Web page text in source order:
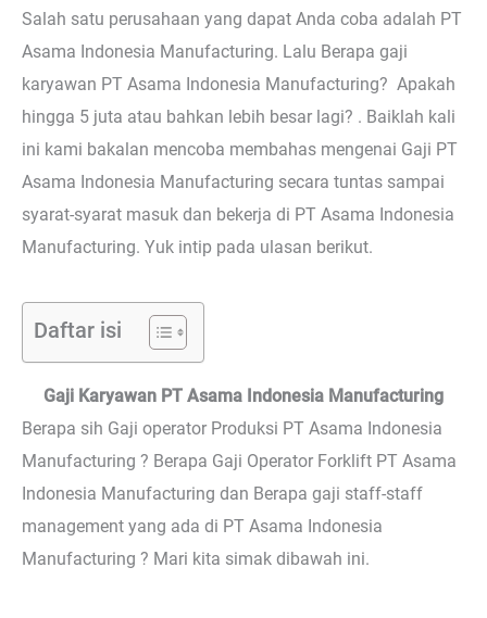
Salah satu perusahaan yang dapat Anda coba adalah PT
Asama Indonesia Manufacturing. Lalu Berapa gaji
karyawan PT Asama Indonesia Manufacturing? Apakah
hingga 5 juta atau bahkan lebih besar lagi? . Baiklah kali
ini kami bakalan mencoba membahas mengenai Gaji PT
Asama Indonesia Manufacturing secara tuntas sampai
syarat-syarat masuk dan bekerja di PT Asama Indonesia
Manufacturing. Yuk intip pada ulasan berikut.
Daftar isi
Gaji Karyawan PT Asama Indonesia Manufacturing
Berapa sih Gaji operator Produksi PT Asama Indonesia
Manufacturing ? Berapa Gaji Operator Forklift PT Asama
Indonesia Manufacturing dan Berapa gaji staff-staff
management yang ada di PT Asama Indonesia
Manufacturing ? Mari kita simak dibawah ini.